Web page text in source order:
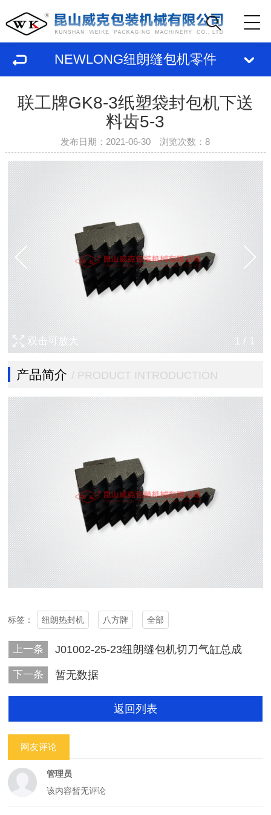
NEWLONG纽朗缝包机零件
联工牌GK8-3纸塑袋封包机下送
料齿5-3
发布日期：2021-06-30 浏览次数：8
1/1
双击可放大
产品简介 / PRODUCT INTRODUCTION
标签： 纽朗热封机 八方牌 全部
上一条 J01002-25-23纽朗缝包机切刀气缸总成
下一条 暂无数据
返回列表
网友评论
管理员
该内容暂无评论